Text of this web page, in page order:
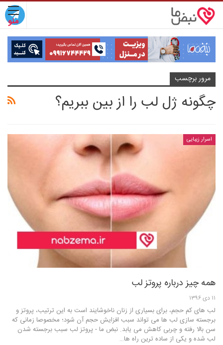
مرور برچسب
چگونه ژل لب را از بین ببریم؟
اسرار زیبایی
همه چیز درباره پروتز لب
۱۱ دی ۱۳۹۶
لب های کم حجم، برای بسیاری از زنان ناخوشایند است به این ترتیب، پروتز و
برجسته سازی لب ها می تواند سبب افزایش حجم آن شود؛ مخصوصا زمانی که
سن بالا رفته و چربی کاهش می یابد. نبض ما - پروتز لب سبب برجسته شدن
لب شده و یکی از ساده ترین راه ها…